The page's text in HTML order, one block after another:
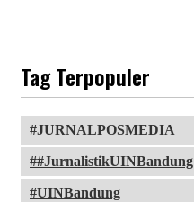
Tag Terpopuler
JURNALPOSMEDIA
#JurnalistikUINBandung
UINBandung